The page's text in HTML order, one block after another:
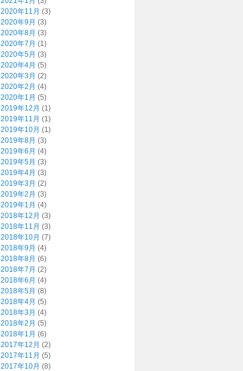
2020年11月 (3)
2020年9月 (3)
2020年8月 (3)
2020年7月 (1)
2020年5月 (3)
2020年4月 (5)
2020年3月 (2)
2020年2月 (4)
2020年1月 (5)
2019年12月 (1)
2019年11月 (1)
2019年10月 (1)
2019年8月 (3)
2019年6月 (4)
2019年5月 (3)
2019年4月 (3)
2019年3月 (2)
2019年2月 (3)
2019年1月 (4)
2018年12月 (3)
2018年11月 (3)
2018年10月 (7)
2018年9月 (4)
2018年8月 (6)
2018年7月 (2)
2018年6月 (4)
2018年5月 (8)
2018年4月 (5)
2018年3月 (4)
2018年2月 (5)
2018年1月 (6)
2017年12月 (2)
2017年11月 (5)
2017年10月 (8)